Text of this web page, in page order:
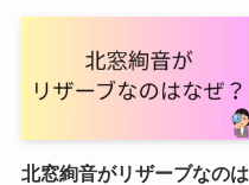
北窓絢音がリザーブなのは